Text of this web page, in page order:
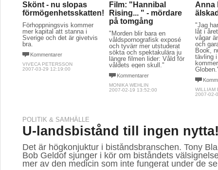
Skönt - nu slopas
förmögenhetsskatten!
Förhoppningsvis kommer
mer kapital att stanna i
Sverige och det är givetvis
bra.
Kommentarer
VIVECA PETERSSON
2007-03-29 12:19:00
Film: "Hannibal
Rising... " - mördare
på tomgång
"Morden blir bara en
våldspornografisk exposé
och tyvärr mer utstuderat
sökta och spektakulära ju
längre filmen lider: Våld för
våldets egen skull."
Kommentarer
MONIKA WEHLIN
2007-02-19 13:52:00
Anna
"Jag
låt i
vågar
och
Book,
tävling
WILLIAM
2007-02-
POLITIK & SAMHÄLLE
U-landsbistånd till ingen
Det är högkonjuktur i biståndsbranschen. Tony
Bob Geldof sjunger i kör om biståndets
mer av den medicin som inte fungerat under de